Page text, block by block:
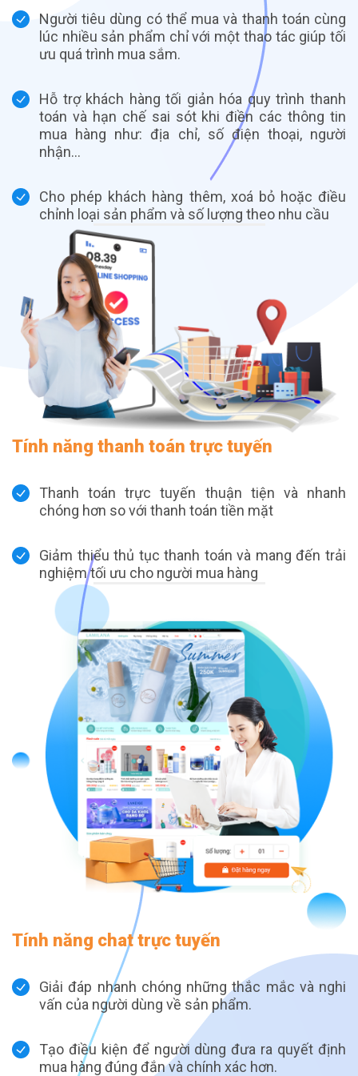
Người tiêu dùng có thể mua và thanh toán cùng
lúc nhiều sản phẩm chỉ với một thao tác giúp tối
ưu quá trình mua sắm.
Hỗ trợ khách hàng tối giản hóa quy trình thanh
toán và hạn chế sai sót khi điền các thông tin
mua hàng như: địa chỉ, số điện thoại, người
nhận…
Cho phép khách hàng thêm, xoá bỏ hoặc điều
chỉnh loại sản phẩm và số lượng theo nhu cầu
Tính năng thanh toán trực tuyến
Thanh toán trực tuyến thuận tiện và nhanh
chóng hơn so với thanh toán tiền mặt
Giảm thiểu thủ tục thanh toán và mang đến trải
nghiệm tối ưu cho người mua hàng
Tính năng chat trực tuyến
Giải đáp nhanh chóng những thắc mắc và nghi
vấn của người dùng về sản phẩm.
Tạo điều kiện để người dùng đưa ra quyết định
mua hàng đúng đắn và chính xác hơn.